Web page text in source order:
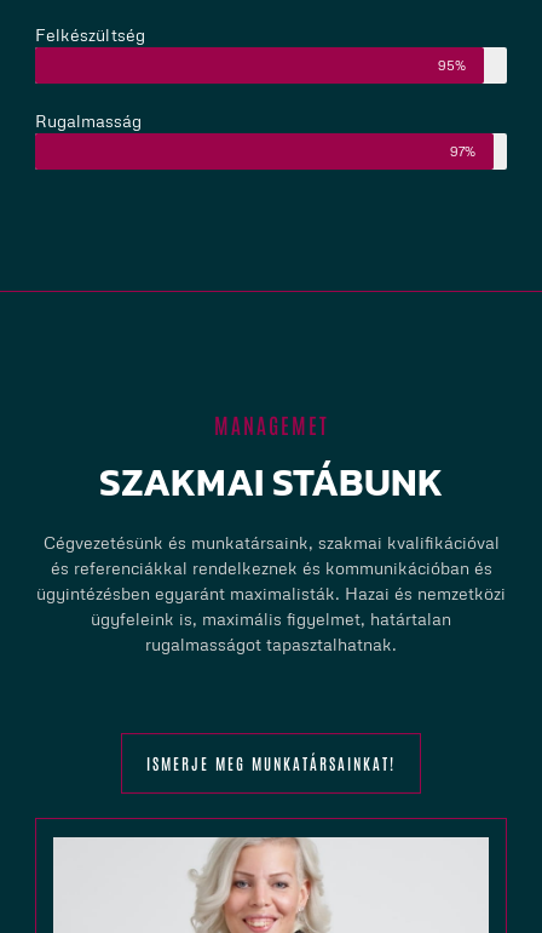
Felkészültség
95%
Rugalmasság
97%
MANAGEMET
SZAKMAI STÁBUNK
Cégvezetésünk és munkatársaink, szakmai kvalifikációval
és referenciákkal rendelkeznek és kommunikációban és
ügyintézésben egyaránt maximalisták. Hazai és nemzetközi
ügyfeleink is, maximális figyelmet, határtalan
rugalmasságot tapasztalhatnak.
ISMERJE MEG MUNKATÁRSAINKAT!